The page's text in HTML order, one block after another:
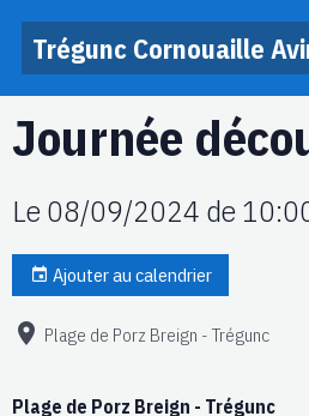
Trégunc Cornouaille
Journée
Le 08/09/2024 de
Ajouter au calendrier
Plage de Porz Breign - Trégunc
Plage de Porz Breign - Trégunc